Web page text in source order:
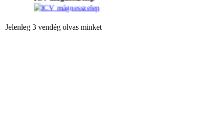
PGP rotoros szórófej
Jelenleg 3 vendég olvas minket